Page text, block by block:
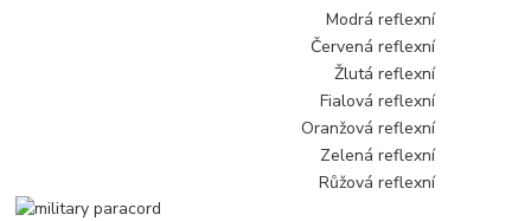
Modrá reflexní
Červená reflexní
Žlutá reflexní
Fialová reflexní
Oranžová reflexní
Zelená reflexní
Růžová reflexní